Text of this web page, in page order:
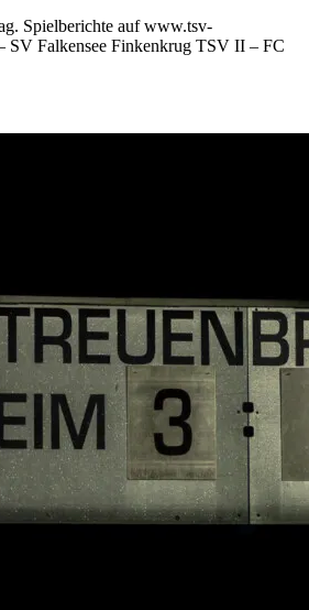
Spielberichte auf www.tsv-
SV Falkensee Finkenkrug TSV II – FC